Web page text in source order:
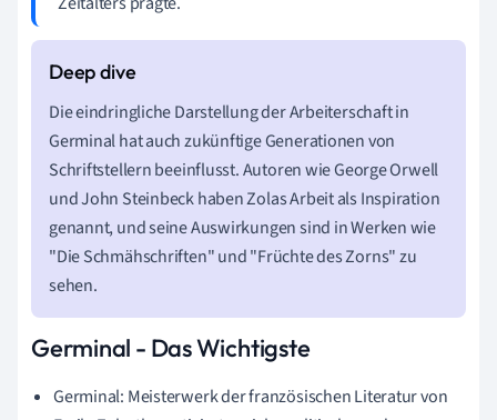
Die eindringliche Darstellung der Arbeiterschaft in
Germinal hat auch zukünftige Generationen von
Schriftstellern beeinflusst. Autoren wie George Orwell
und John Steinbeck haben Zolas Arbeit als Inspiration
genannt, und seine Auswirkungen sind in Werken wie
"Die Schmähschriften" und "Früchte des Zorns" zu
sehen.
Germinal - Das Wichtigste
Germinal: Meisterwerk der französischen Literatur von